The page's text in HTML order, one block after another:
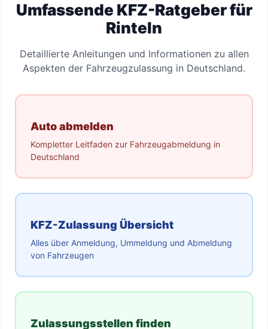
Umfassende KFZ-Ratgeber für
Rinteln
Detaillierte Anleitungen und Informationen zu allen
Aspekten der Fahrzeugzulassung in Deutschland.
Auto abmelden
Kompletter Leitfaden zur Fahrzeugabmeldung in
Deutschland
KFZ-Zulassung Übersicht
Alles über Anmeldung, Ummeldung und Abmeldung
von Fahrzeugen
Zulassungsstellen finden